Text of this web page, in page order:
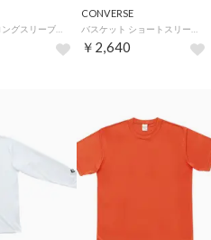
CONVERSE
￥2,640